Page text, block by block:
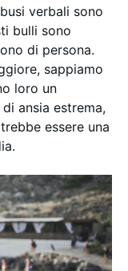
verbali sono
bulli sono
di persona.
sappiamo
loro un
ansia estrema,
essere una